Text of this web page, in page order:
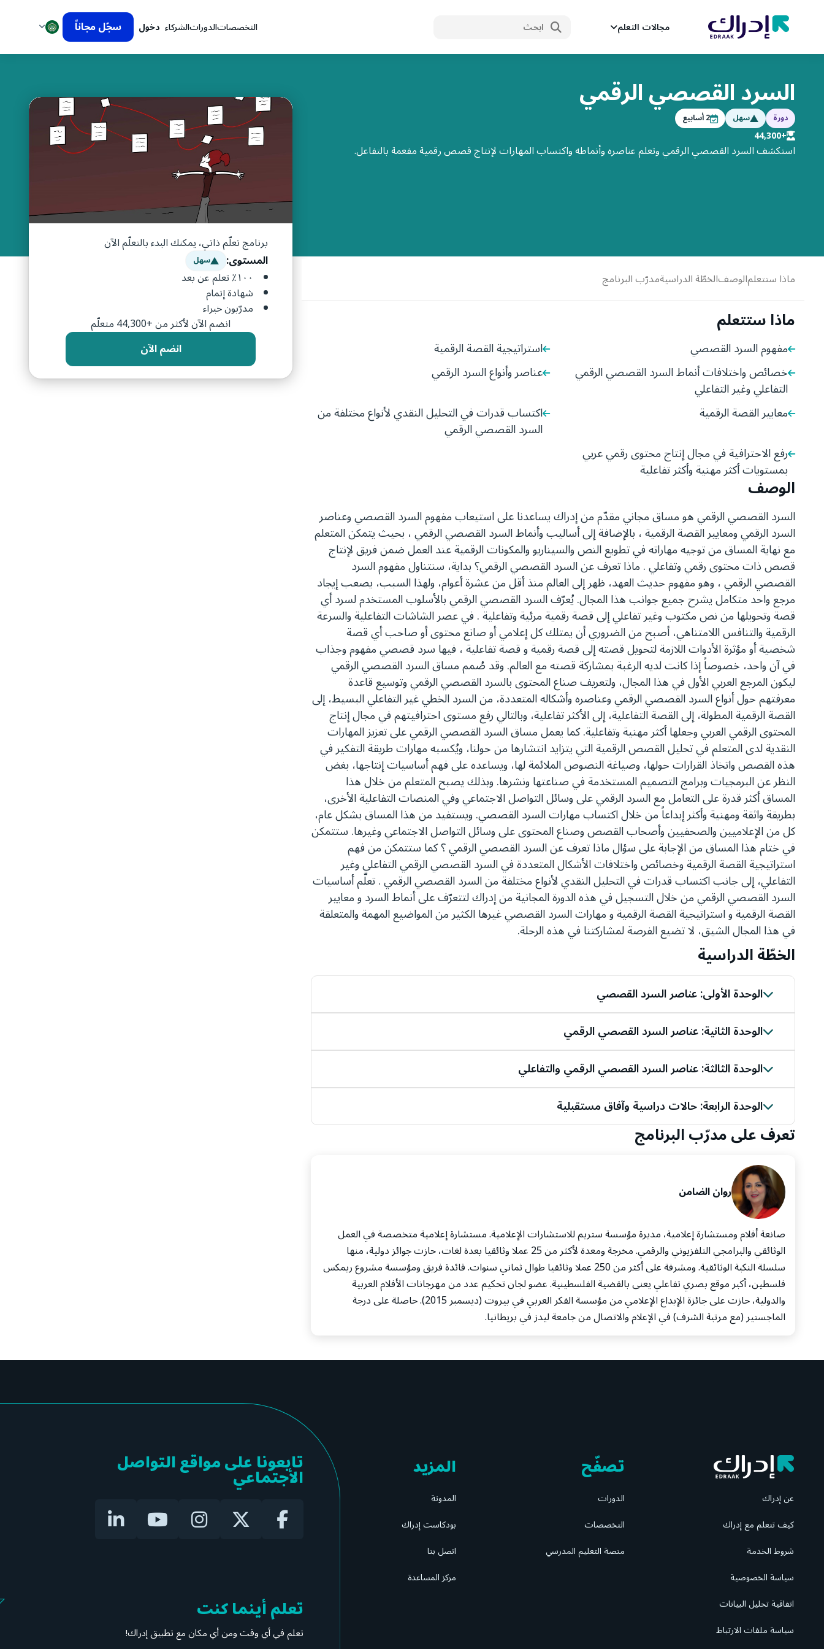
مجالات التعلم ابحث التخصصاتالدوراتالشركاء دخول سجّل مجاناً
السرد القصصي الرقمي
دورة سهل 2أسابيع
+44,300
استكشف السرد القصصي الرقمي وتعلم عناصره وأنماطه واكتساب المهارات لإنتاج قصص رقمية مفعمة بالتفاعل.
ماذا ستتعلمالوصفالخطّة الدراسيةمدرّب البرنامج
ماذا ستتعلم
مفهوم السرد القصصي
استراتيجية القصة الرقمية
خصائص واختلافات أنماط السرد القصصي الرقمي
التفاعلي وغير التفاعلي
عناصر وأنواع السرد الرقمي
معايير القصة الرقمية
اكتساب قدرات في التحليل النقدي لأنواع مختلفة من
السرد القصصي الرقمي
رفع الاحترافية في مجال إنتاج محتوى رقمي عربي
بمستويات أكثر مهنية وأكثر تفاعلية
الوصف
السرد القصصي الرقمي هو مساق مجاني مقدّم من إدراك يساعدنا على استيعاب مفهوم السرد القصصي وعناصر
السرد الرقمي ومعايير القصة الرقمية ، بالإضافة إلى أساليب وأنماط السرد القصصي الرقمي ، بحيث يتمكن المتعلم
مع نهاية المساق من توجيه مهاراته في تطويع النص والسيناريو والمكونات الرقمية عند العمل ضمن فريق لإنتاج
قصص ذات محتوى رقمي وتفاعلي . ماذا تعرف عن السرد القصصي الرقمي؟ بداية، سنتناول مفهوم السرد
القصصي الرقمي ، وهو مفهوم حديث العهد، ظهر إلى العالم منذ أقل من عشرة أعوام، ولهذا السبب، يصعب إيجاد
مرجع واحد متكامل يشرح جميع جوانب هذا المجال. يُعرّف السرد القصصي الرقمي بالأسلوب المستخدم لسرد أي
قصة وتحويلها من نص مكتوب وغير تفاعلي إلى قصة رقمية مرئية وتفاعلية . في عصر الشاشات التفاعلية والسرعة
الرقمية والتنافس اللامتناهي، أصبح من الضروري أن يمتلك كل إعلامي أو صانع محتوى أو صاحب أي قصة
شخصية أو مؤثرة الأدوات اللازمة لتحويل قصته إلى قصة رقمية و قصة تفاعلية ، فيها سرد قصصي مفهوم وجذاب
في آن واحد، خصوصاً إذا كانت لديه الرغبة بمشاركة قصته مع العالم. وقد صُمم مساق السرد القصصي الرقمي
ليكون المرجع العربي الأول في هذا المجال، ولتعريف صناع المحتوى بالسرد القصصي الرقمي وتوسيع قاعدة
معرفتهم حول أنواع السرد القصصي الرقمي وعناصره وأشكاله المتعددة، من السرد الخطي غير التفاعلي البسيط، إلى
القصة الرقمية المطولة، إلى القصة التفاعلية، إلى الأكثر تفاعلية، وبالتالي رفع مستوى احترافيتهم في مجال إنتاج
المحتوى الرقمي العربي وجعلها أكثر مهنية وتفاعلية. كما يعمل مساق السرد القصصي الرقمي على تعزيز المهارات
النقدية لدى المتعلم في تحليل القصص الرقمية التي يتزايد انتشارها من حولنا، ويُكسبه مهارات طريقة التفكير في
هذه القصص واتخاذ القرارات حولها، وصياغة النصوص الملائمة لها، ويساعده على فهم أساسيات إنتاجها، بغض
النظر عن البرمجيات وبرامج التصميم المستخدمة في صناعتها ونشرها. وبذلك يصبح المتعلم من خلال هذا
المساق أكثر قدرة على التعامل مع السرد الرقمي على وسائل التواصل الاجتماعي وفي المنصات التفاعلية الأخرى،
بطريقة واثقة ومهنية وأكثر إبداعاً من خلال اكتساب مهارات السرد القصصي. ويستفيد من هذا المساق بشكل عام،
كل من الإعلاميين والصحفيين وأصحاب القصص وصناع المحتوى على وسائل التواصل الاجتماعي وغيرها. ستتمكن
في ختام هذا المساق من الإجابة على سؤال ماذا تعرف عن السرد القصصي الرقمي ؟ كما ستتمكن من فهم
استراتيجية القصة الرقمية وخصائص واختلافات الأشكال المتعددة في السرد القصصي الرقمي التفاعلي وغير
التفاعلي، إلى جانب اكتساب قدرات في التحليل النقدي لأنواع مختلفة من السرد القصصي الرقمي . تعلّم أساسيات
السرد القصصي الرقمي من خلال التسجيل في هذه الدورة المجانية من إدراك لتتعرّف على أنماط السرد و معايير
القصة الرقمية و استراتيجية القصة الرقمية و مهارات السرد القصصي غيرها الكثير من المواضيع المهمة والمتعلقة
في هذا المجال الشيق، لا تضيع الفرصة لمشاركتنا في هذه الرحلة.
الخطّة الدراسية
الوحدة الأولى: عناصر السرد القصصي
توضّح هذه الوحدة واقع السرد القصصي، والقصة والسرد القصصي ، والكلمات والوضوح ومن أين يأتي،
وكيفية صناعة المحتوى، ومصادر تعلم السرد القصصي . بالإضافة إلى نموذج المربعات الست وكيف نرتبها
الوحدة الثانية: عناصر السرد القصصي الرقمي
ستتعرّف في هذه الوحدة على أصول مهنة الصحافة والسرد البصري ومناطق الدماغ وصراع الصورة والنص
وكيفية صياغة النص وشخصية السرد القصصي الرقمي مع دراسة حالات واقعية عليه
الوحدة الثالثة: عناصر السرد القصصي الرقمي والتفاعلي
التعرف على أبسط أنواع التفاعل وأرقام التفاعل والقصة الرقمية المطولة والخلط في المصطلحات و الشجرة
المتشعبة
الوحدة الرابعة: حالات دراسية وآفاق مستقبلية
تتطرق هذه الوحدة إلى بالونات الهواء والتفاعل المتقدم والواقع الافتراضي والقصة بتقنية 360 درجة ، إلى
جانب حالات دراسية واقعية
تعرف على مدرّب البرنامج
روان الضامن
صانعة أفلام ومستشارة إعلامية، مديرة مؤسسة ستريم للاستشارات الإعلامية. مستشارة إعلامية متخصصة في العمل
الوثائقي والبرامجي التلفزيوني والرقمي. مخرجة ومعدة لأكثر من 25 عملا وثائقيا بعدة لغات، حازت جوائز دولية، منها
سلسلة النكبة الوثائقية. ومشرفة على أكثر من 250 عملا وثائقيا طوال ثماني سنوات. قائدة فريق ومؤسسة مشروع ريمكس
فلسطين، أكبر موقع بصري تفاعلي يعنى بالقضية الفلسطينية. عضو لجان تحكيم عدد من مهرجانات الأفلام العربية
والدولية، حازت على جائزة الإبداع الإعلامي من مؤسسة الفكر العربي في بيروت (ديسمبر 2015). حاصلة على درجة
الماجستير (مع مرتبة الشرف) في الإعلام والاتصال من جامعة ليدز في بريطانيا.
برنامج تعلّم ذاتي، يمكنك البدء بالتعلّم الآن
المستوى:
سهل
١٠٠٪ تعلم عن بعد
شهادة إتمام
مدرّبون خبراء
انضم الآن لأكثر من +44,300 متعلّم
انضم الآن
عن إدراك
كيف تتعلم مع إدراك
شروط الخدمة
سياسة الخصوصية
اتفاقية تحليل البيانات
سياسة ملفات الارتباط
تصفّح
الدورات
التخصصات
منصة التعليم المدرسي
المزيد
المدونة
بودكاست إدراك
اتصل بنا
مركز المساعدة
تابعونا على مواقع التواصل
الأجتماعي
تعلم أينما كنت
تعلم في أي وقت ومن أي مكان مع تطبيق إدراك!